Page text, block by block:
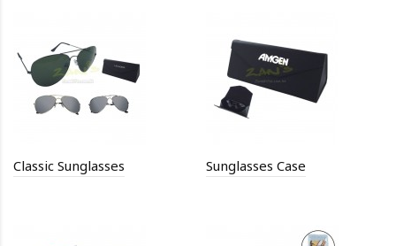
Classic Sunglasses Sunglasses Case